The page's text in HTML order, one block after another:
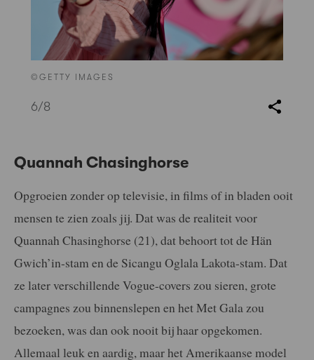
©GETTY IMAGES
6/8
Quannah Chasinghorse
Opgroeien zonder op televisie, in films of in bladen ooit
mensen te zien zoals jij. Dat was de realiteit voor
Quannah Chasinghorse (21), dat behoort tot de Hän
Gwich’in-stam en de Sicangu Oglala Lakota-stam. Dat
ze later verschillende Vogue-covers zou sieren, grote
campagnes zou binnenslepen en het Met Gala zou
bezoeken, was dan ook nooit bij haar opgekomen.
Allemaal leuk en aardig, maar het Amerikaanse model